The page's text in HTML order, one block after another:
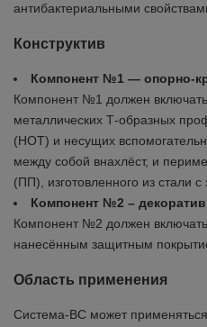
антибактериальными
Конструктив
Компонент №1 — опорно-
Компонент №1 должен
металлических Т-образных
(НОТ) и несущих
между собой внахлёст, и
(ПП), изготовленного из стали
Компонент №2 –
Компонент №2 должен
нанесённым защитным
Область применения
Система-ВС может